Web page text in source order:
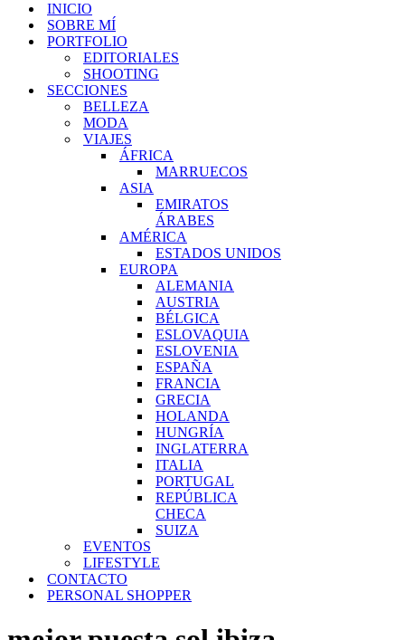
navegación
INICIO
SOBRE MÍ
PORTFOLIO
EDITORIALES
SHOOTING
SECCIONES
BELLEZA
MODA
VIAJES
ÁFRICA
MARRUECOS
ASIA
EMIRATOS
ÁRABES
AMÉRICA
ESTADOS UNIDOS
EUROPA
ALEMANIA
AUSTRIA
BÉLGICA
ESLOVAQUIA
ESLOVENIA
ESPAÑA
FRANCIA
GRECIA
HOLANDA
HUNGRÍA
INGLATERRA
ITALIA
PORTUGAL
REPÚBLICA
CHECA
SUIZA
EVENTOS
LIFESTYLE
CONTACTO
PERSONAL SHOPPER